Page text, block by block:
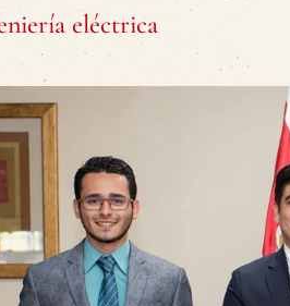
eléctrica